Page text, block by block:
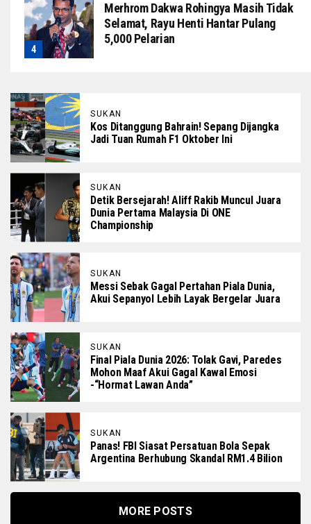
Merhrom Dakwa Rohingya Masih Tidak
Selamat, Rayu Henti Hantar Pulang
5,000 Pelarian
SUKAN
Kos Ditanggung Bahrain! Sepang Dijangka
Jadi Tuan Rumah F1 Oktober Ini
SUKAN
Detik Bersejarah! Aliff Rakib Muncul Juara
Dunia Pertama Malaysia Di ONE
Championship
SUKAN
Messi Sebak Gagal Pertahan Piala Dunia,
Akui Sepanyol Lebih Layak Bergelar Juara
SUKAN
Final Piala Dunia 2026: Tolak Gavi, Paredes
Mohon Maaf Akui Gagal Kawal Emosi
-“Hormat Lawan Anda”
SUKAN
Panas! FBI Siasat Persatuan Bola Sepak
Argentina Berhubung Skandal RM1.4 Bilion
MORE POSTS